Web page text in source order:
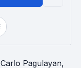
Carlo Pagulayan,